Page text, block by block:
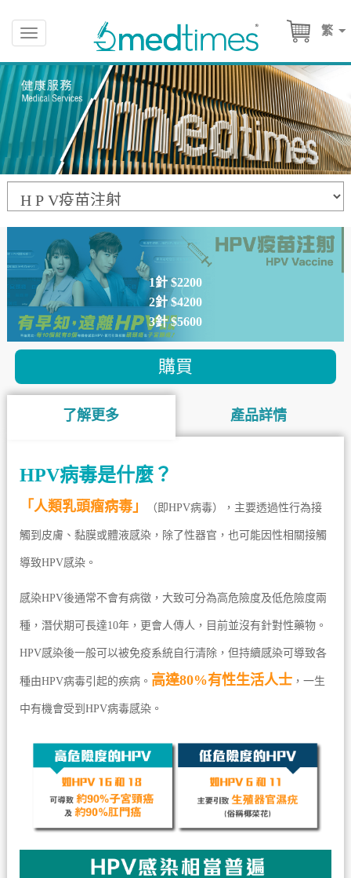
繁
Toggle
navigation
1針 $2200
2針 $4200
3針 $5600
購買
了解更多 產品詳情
HPV病毒是什麼？
「人類乳頭瘤病毒」 （即HPV病毒），主要透過性行為接
觸到皮膚、黏膜或體液感染，除了性器官，也可能因性相關接觸
導致HPV感染。
感染HPV後通常不會有病徵，大致可分為高危險度及低危險度兩
種，潛伏期可長達10年，更會人傳人，目前並沒有針對性藥物。
HPV感染後一般可以被免疫系統自行清除，但持續感染可導致各
種由HPV病毒引起的疾病。 高達80%有性生活人士，一生
中有機會受到HPV病毒感染。